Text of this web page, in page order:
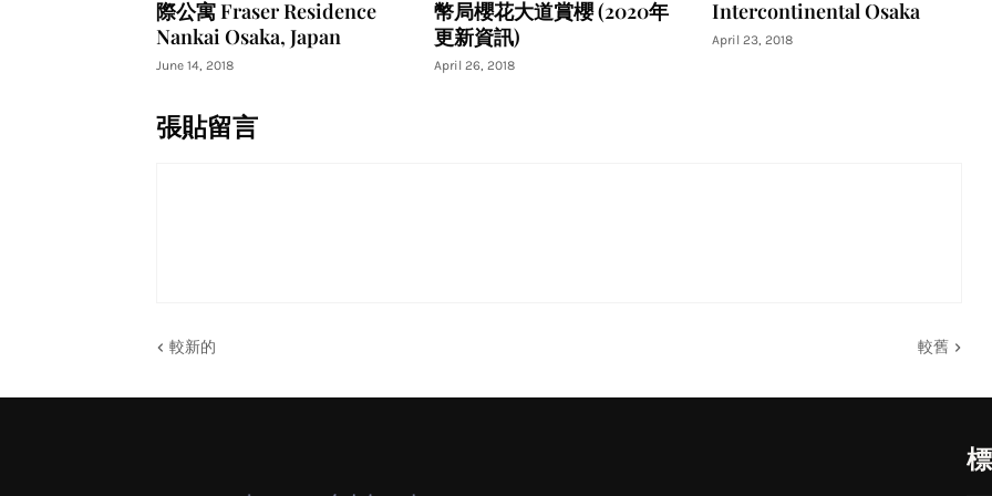
際公寓 Fraser Residence
Nankai Osaka, Japan
June 14, 2018
幣局櫻花大道賞櫻 (2020年
更新資訊)
April 26, 2018
Intercontinental Osaka
April 23, 2018
張貼留言
較新的 較舊